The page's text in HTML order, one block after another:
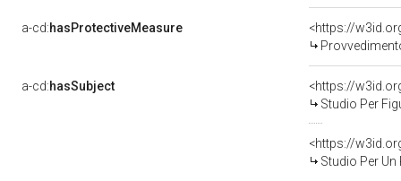
a-cd:hasProtectiveMeasure
<https://
a-cd:hasSubject
<https://
Studio Per
<https://
Studio Per Un